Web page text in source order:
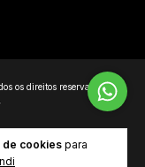
de cookiespara
os direitos reservados.